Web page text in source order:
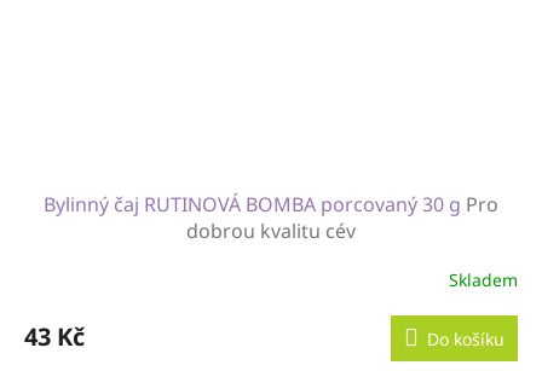
Bylinný čaj RUTINOVÁ BOMBA porcovaný 30 g Pro
dobrou kvalitu cév
Skladem
43 Kč Do košíku